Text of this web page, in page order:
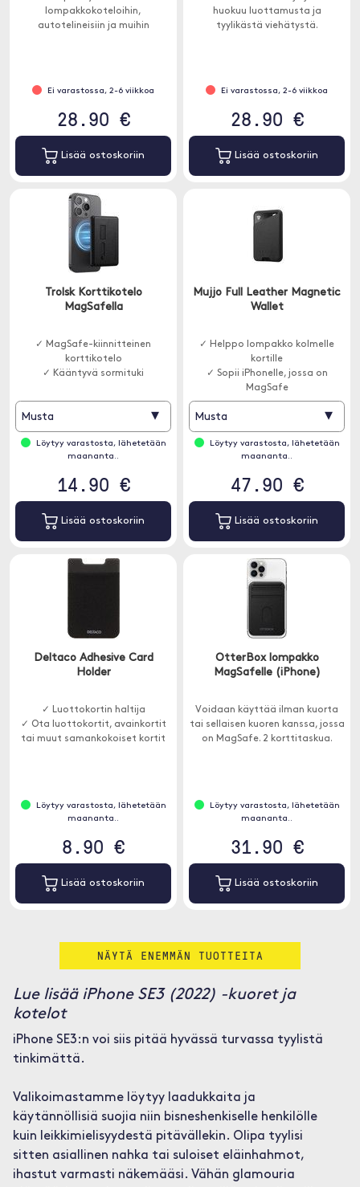
lompakkokoteloihin,
autotelineisiin ja muihin
Ei varastossa, 2-6 viikkoa
28.90 €
Lisää ostoskoriin
huokuu luottamusta ja
tyylikästä viehätystä.
Ei varastossa, 2-6 viikkoa
28.90 €
Lisää ostoskoriin
Trolsk Korttikotelo
MagSafella
✓ MagSafe-kiinnitteinen
korttikotelo
✓ Kääntyvä sormituki
Musta ▾
Löytyy varastosta, lähetetään
maananta..
14.90 €
Lisää ostoskoriin
Mujjo Full Leather Magnetic
Wallet
✓ Helppo lompakko kolmelle
kortille
✓ Sopii iPhonelle, jossa on
MagSafe
Musta ▾
Löytyy varastosta, lähetetään
maananta..
47.90 €
Lisää ostoskoriin
Deltaco Adhesive Card
Holder
✓ Luottokortin haltija
✓ Ota luottokortit, avainkortit
tai muut samankokoiset kortit
Löytyy varastosta, lähetetään
maananta..
8.90 €
Lisää ostoskoriin
OtterBox lompakko
MagSafelle (iPhone)
Voidaan käyttää ilman kuorta
tai sellaisen kuoren kanssa, jossa
on MagSafe. 2 korttitaskua.
Löytyy varastosta, lähetetään
maananta..
31.90 €
Lisää ostoskoriin
NÄYTÄ ENEMMÄN TUOTTEITA
Lue lisää iPhone SE3 (2022) -kuoret ja
kotelot
iPhone SE3:n voi siis pitää hyvässä turvassa tyylistä
tinkimättä.
Valikoimastamme löytyy laadukkaita ja
käytännöllisiä suojia niin bisneshenkiselle henkilölle
kuin leikkimielisyydestä pitävällekin. Olipa tyylisi
sitten asiallinen nahka tai suloiset eläinhahmot,
ihastut varmasti näkemääsi. Vähän glamouria